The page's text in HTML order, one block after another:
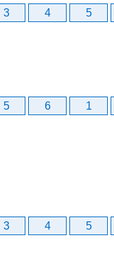
3 4 5
5 6 1
3 4 5